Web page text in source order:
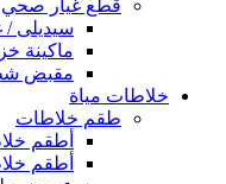
قطع غيار صحي
سيديلى /
ماكينة
مقبض
خلاطات مياة
طقم خلاطات
أطقم
أطقم